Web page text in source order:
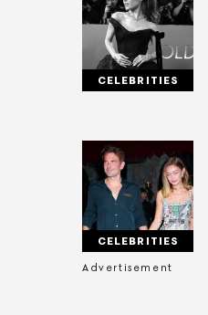
CELEBRITIES
CELEBRITIES